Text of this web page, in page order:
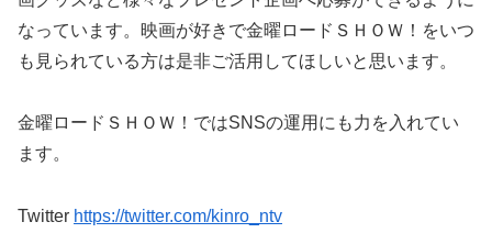
なっています。映画が好きで金曜ロードＳＨＯＷ！をいつ
も見られている方は是非ご活用してほしいと思います。
金曜ロードＳＨＯＷ！ではSNSの運用にも力を入れてい
ます。
Twitter https://twitter.com/kinro_ntv